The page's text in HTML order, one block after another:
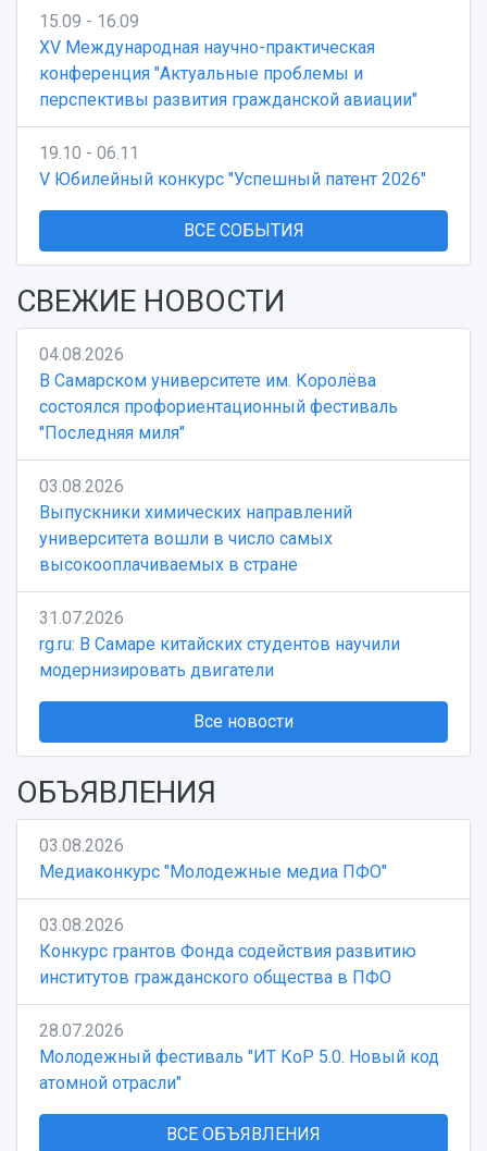
15.09 - 16.09
XV Международная научно-практическая
конференция "Актуальные проблемы и
перспективы развития гражданской авиации"
19.10 - 06.11
V Юбилейный конкурс "Успешный патент 2026"
ВСЕ СОБЫТИЯ
СВЕЖИЕ НОВОСТИ
04.08.2026
В Самарском университете им. Королёва
состоялся профориентационный фестиваль
"Последняя миля"
03.08.2026
Выпускники химических направлений
университета вошли в число самых
высокооплачиваемых в стране
31.07.2026
rg.ru: В Самаре китайских студентов научили
модернизировать двигатели
Все новости
ОБЪЯВЛЕНИЯ
03.08.2026
Медиаконкурс "Молодежные медиа ПФО"
03.08.2026
Конкурс грантов Фонда содействия развитию
институтов гражданского общества в ПФО
28.07.2026
Молодежный фестиваль "ИТ КоР 5.0. Новый код
атомной отрасли"
ВСЕ ОБЪЯВЛЕНИЯ